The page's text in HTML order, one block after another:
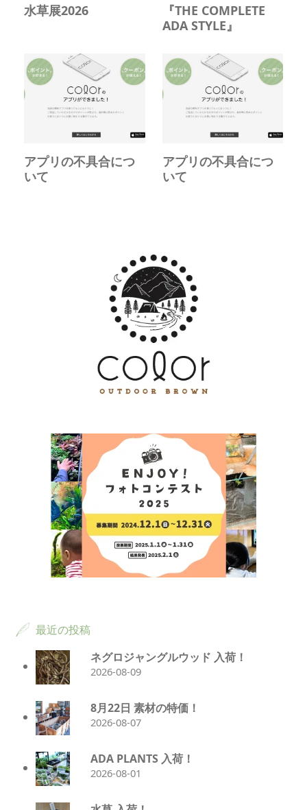
水草展2026
『THE COMPLETE
ADA STYLE』
アプリの不具合につ
いて
アプリの不具合につ
いて
最近の投稿
ネグロジャングルウッド 入荷！
2026-08-09
8月22日 素材の特価！
2026-08-07
ADA PLANTS 入荷！
2026-08-01